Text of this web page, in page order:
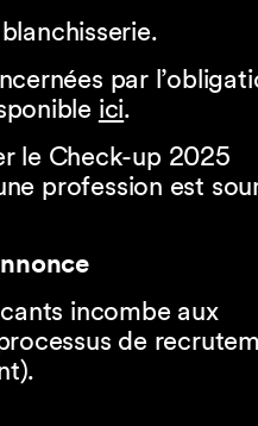
par
ici.
le Check-up 2025
profession est
incombe aux
de